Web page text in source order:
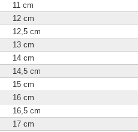
11 cm
12 cm
12,5 cm
13 cm
14 cm
14,5 cm
15 cm
16 cm
16,5 cm
17 cm